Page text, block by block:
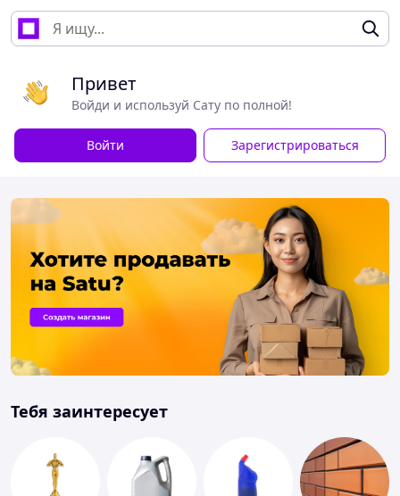
Привет
Войди и используй Сату по полной!
Войти Зарегистрироваться
Тебя заинтересует